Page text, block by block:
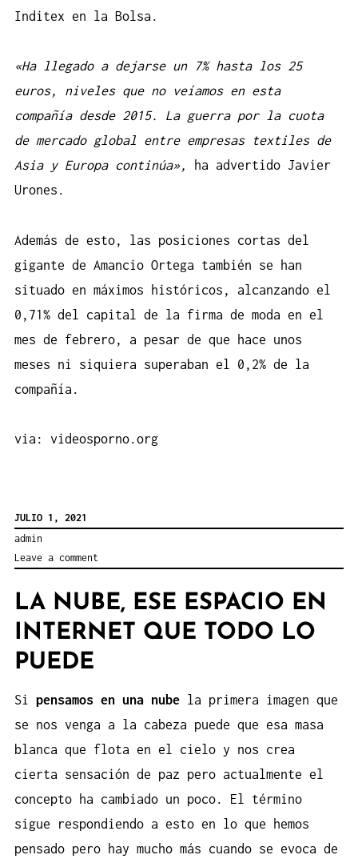
Inditex en la Bolsa.
«Ha llegado a dejarse un 7% hasta los 25
euros, niveles que no veíamos en esta
compañía desde 2015. La guerra por la cuota
de mercado global entre empresas textiles de
Asia y Europa continúa»,
ha advertido Javier
Urones.
Además de esto, las posiciones cortas del
gigante de Amancio Ortega también se han
situado en máximos históricos, alcanzando el
0,71% del capital de la firma de moda en el
mes de febrero, a pesar de que hace unos
meses ni siquiera superaban el 0,2% de la
compañía.
via: videosporno.org
JULIO 1, 2021
admin
Leave a comment
LA NUBE, ESE ESPACIO EN
INTERNET QUE TODO LO
PUEDE
Si pensamos en una nube la primera imagen que
se nos venga a la cabeza puede que esa masa
blanca que flota en el cielo y nos crea
cierta sensación de paz pero actualmente el
concepto ha cambiado un poco. El término
sigue respondiendo a esto en lo que hemos
pensado pero hay mucho más cuando se evoca de